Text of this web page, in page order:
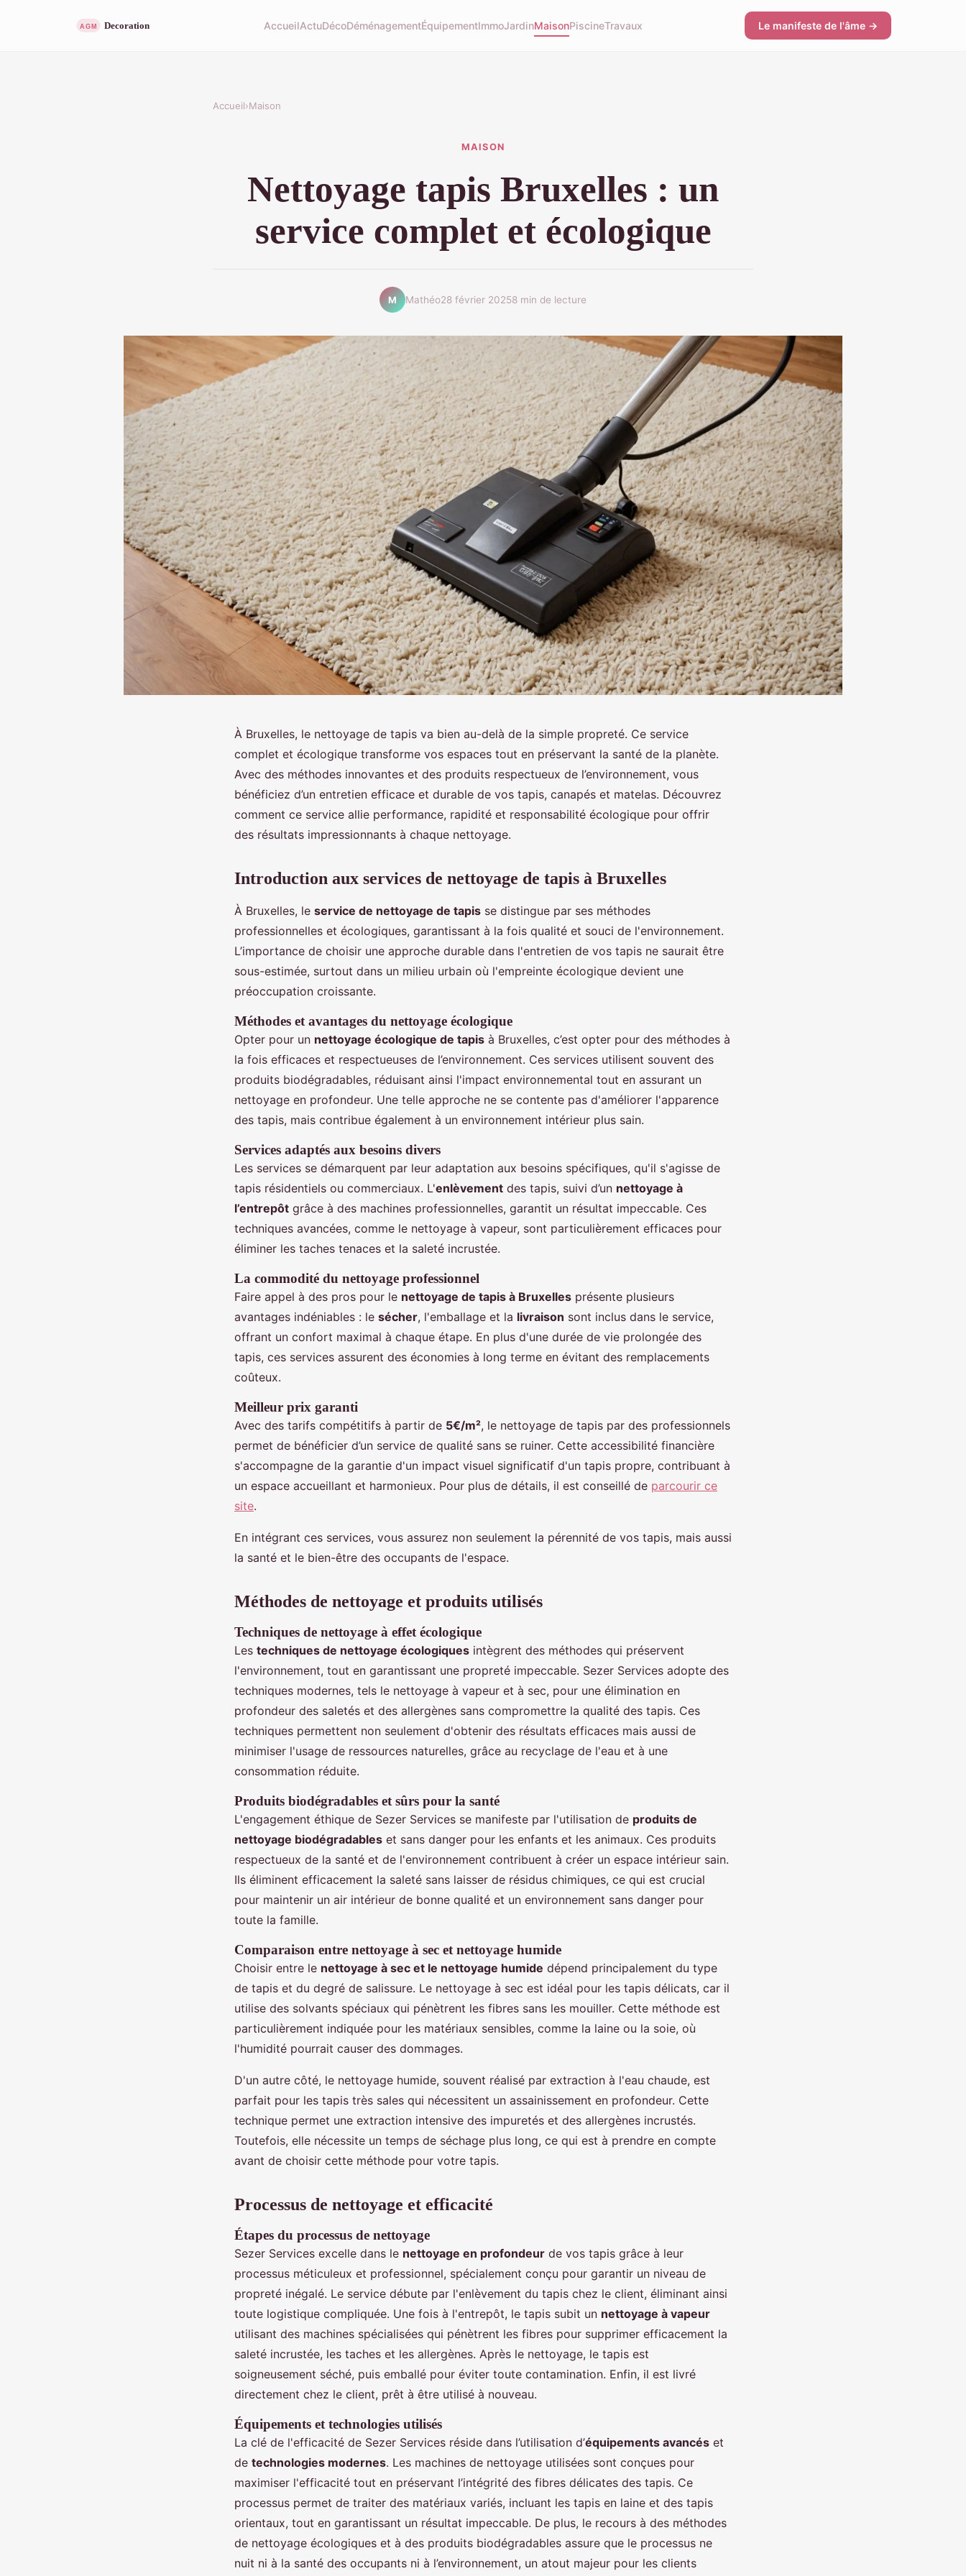
AccueilActuDécoDéménagementÉquipementImmoJardinMaisonPiscineTravaux Le manifeste de l'âme →
Accueil›Maison
MAISON
Nettoyage tapis Bruxelles : un
service complet et écologique
M Mathéo28 février 20258 min de lecture
À Bruxelles, le nettoyage de tapis va bien au-delà de la simple propreté. Ce service
complet et écologique transforme vos espaces tout en préservant la santé de la planète.
Avec des méthodes innovantes et des produits respectueux de l’environnement, vous
bénéficiez d’un entretien efficace et durable de vos tapis, canapés et matelas. Découvrez
comment ce service allie performance, rapidité et responsabilité écologique pour offrir
des résultats impressionnants à chaque nettoyage.
Introduction aux services de nettoyage de tapis à Bruxelles
À Bruxelles, le service de nettoyage de tapis se distingue par ses méthodes
professionnelles et écologiques, garantissant à la fois qualité et souci de l'environnement.
L’importance de choisir une approche durable dans l'entretien de vos tapis ne saurait être
sous-estimée, surtout dans un milieu urbain où l'empreinte écologique devient une
préoccupation croissante.
Méthodes et avantages du nettoyage écologique
Opter pour un nettoyage écologique de tapis à Bruxelles, c’est opter pour des méthodes à
la fois efficaces et respectueuses de l’environnement. Ces services utilisent souvent des
produits biodégradables, réduisant ainsi l'impact environnemental tout en assurant un
nettoyage en profondeur. Une telle approche ne se contente pas d'améliorer l'apparence
des tapis, mais contribue également à un environnement intérieur plus sain.
Services adaptés aux besoins divers
Les services se démarquent par leur adaptation aux besoins spécifiques, qu'il s'agisse de
tapis résidentiels ou commerciaux. L'enlèvement des tapis, suivi d’un nettoyage à
l’entrepôt grâce à des machines professionnelles, garantit un résultat impeccable. Ces
techniques avancées, comme le nettoyage à vapeur, sont particulièrement efficaces pour
éliminer les taches tenaces et la saleté incrustée.
La commodité du nettoyage professionnel
Faire appel à des pros pour le nettoyage de tapis à Bruxelles présente plusieurs
avantages indéniables : le sécher, l'emballage et la livraison sont inclus dans le service,
offrant un confort maximal à chaque étape. En plus d'une durée de vie prolongée des
tapis, ces services assurent des économies à long terme en évitant des remplacements
coûteux.
Meilleur prix garanti
Avec des tarifs compétitifs à partir de 5€/m², le nettoyage de tapis par des professionnels
permet de bénéficier d’un service de qualité sans se ruiner. Cette accessibilité financière
s'accompagne de la garantie d'un impact visuel significatif d'un tapis propre, contribuant à
un espace accueillant et harmonieux. Pour plus de détails, il est conseillé de parcourir ce
site.
En intégrant ces services, vous assurez non seulement la pérennité de vos tapis, mais aussi
la santé et le bien-être des occupants de l'espace.
Méthodes de nettoyage et produits utilisés
Techniques de nettoyage à effet écologique
Les techniques de nettoyage écologiques intègrent des méthodes qui préservent
l'environnement, tout en garantissant une propreté impeccable. Sezer Services adopte des
techniques modernes, tels le nettoyage à vapeur et à sec, pour une élimination en
profondeur des saletés et des allergènes sans compromettre la qualité des tapis. Ces
techniques permettent non seulement d'obtenir des résultats efficaces mais aussi de
minimiser l'usage de ressources naturelles, grâce au recyclage de l'eau et à une
consommation réduite.
Produits biodégradables et sûrs pour la santé
L'engagement éthique de Sezer Services se manifeste par l'utilisation de produits de
nettoyage biodégradables et sans danger pour les enfants et les animaux. Ces produits
respectueux de la santé et de l'environnement contribuent à créer un espace intérieur sain.
Ils éliminent efficacement la saleté sans laisser de résidus chimiques, ce qui est crucial
pour maintenir un air intérieur de bonne qualité et un environnement sans danger pour
toute la famille.
Comparaison entre nettoyage à sec et nettoyage humide
Choisir entre le nettoyage à sec et le nettoyage humide dépend principalement du type
de tapis et du degré de salissure. Le nettoyage à sec est idéal pour les tapis délicats, car il
utilise des solvants spéciaux qui pénètrent les fibres sans les mouiller. Cette méthode est
particulièrement indiquée pour les matériaux sensibles, comme la laine ou la soie, où
l'humidité pourrait causer des dommages.
D'un autre côté, le nettoyage humide, souvent réalisé par extraction à l'eau chaude, est
parfait pour les tapis très sales qui nécessitent un assainissement en profondeur. Cette
technique permet une extraction intensive des impuretés et des allergènes incrustés.
Toutefois, elle nécessite un temps de séchage plus long, ce qui est à prendre en compte
avant de choisir cette méthode pour votre tapis.
Processus de nettoyage et efficacité
Étapes du processus de nettoyage
Sezer Services excelle dans le nettoyage en profondeur de vos tapis grâce à leur
processus méticuleux et professionnel, spécialement conçu pour garantir un niveau de
propreté inégalé. Le service débute par l'enlèvement du tapis chez le client, éliminant ainsi
toute logistique compliquée. Une fois à l'entrepôt, le tapis subit un nettoyage à vapeur
utilisant des machines spécialisées qui pénètrent les fibres pour supprimer efficacement la
saleté incrustée, les taches et les allergènes. Après le nettoyage, le tapis est
soigneusement séché, puis emballé pour éviter toute contamination. Enfin, il est livré
directement chez le client, prêt à être utilisé à nouveau.
Équipements et technologies utilisés
La clé de l'efficacité de Sezer Services réside dans l’utilisation d’équipements avancés et
de technologies modernes. Les machines de nettoyage utilisées sont conçues pour
maximiser l'efficacité tout en préservant l’intégrité des fibres délicates des tapis. Ce
processus permet de traiter des matériaux variés, incluant les tapis en laine et des tapis
orientaux, tout en garantissant un résultat impeccable. De plus, le recours à des méthodes
de nettoyage écologiques et à des produits biodégradables assure que le processus ne
nuit ni à la santé des occupants ni à l’environnement, un atout majeur pour les clients